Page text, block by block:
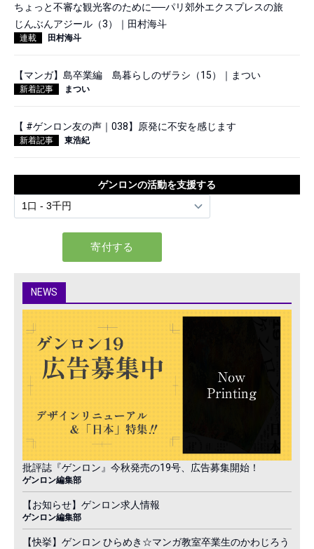
ちょっと不審な観光客のために──パリ郊外エクスプレスの旅
じんぶんアジール（3）｜田村海斗
連載 田村海斗
【マンガ】島卒業編 島暮らしのザラシ（15）｜まつい
新着記事 まつい
【 #ゲンロン友の声｜038】原発に不安を感じます
新着記事 東浩紀
ゲンロンの活動を支援する
NEWS
批評誌『ゲンロン』今秋発売の19号、広告募集開始！
ゲンロン編集部
【お知らせ】ゲンロン求人情報
ゲンロン編集部
【快挙】ゲンロン ひらめき☆マンガ教室卒業生のかわじろう